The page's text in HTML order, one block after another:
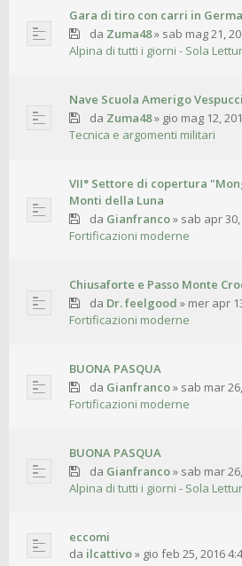
Gara di tiro con carri in
da Zuma48» sab mag 21,
Alpina di tutti i giorni - Sola
Nave Scuola Amerigo
da Zuma48» gio mag 12,
Tecnica e argomenti militari
VII° Settore di copertura
Monti della Luna
da Gianfranco» sab apr 30,
Fortificazioni moderne
Chiusaforte e Passo Monte
da Dr. feelgood » mer apr
Fortificazioni moderne
BUONA PASQUA
da Gianfranco» sab mar
Fortificazioni moderne
BUONA PASQUA
da Gianfranco» sab mar
Alpina di tutti i giorni - Sola
eccomi
da ilcattivo» gio feb 25, 2016